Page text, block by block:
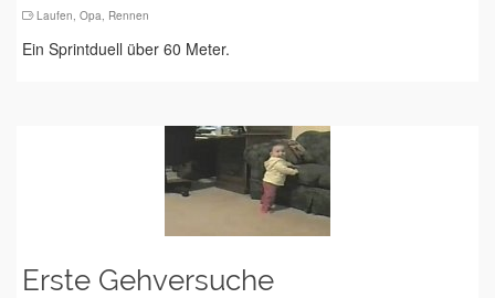
Laufen, Opa, Rennen
Ein Sprintduell über 60 Meter.
Erste Gehversuche